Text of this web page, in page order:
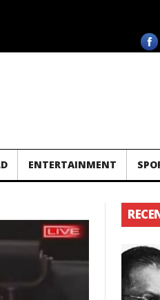
තවත් ගල් අගුරු නැවු
ENTERTAINMENT